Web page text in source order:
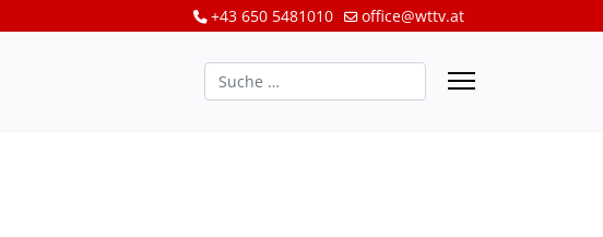
+43 650 5481010 office@wttv.at
Suchen